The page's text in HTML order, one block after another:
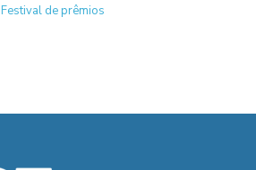
Festival de prêmios